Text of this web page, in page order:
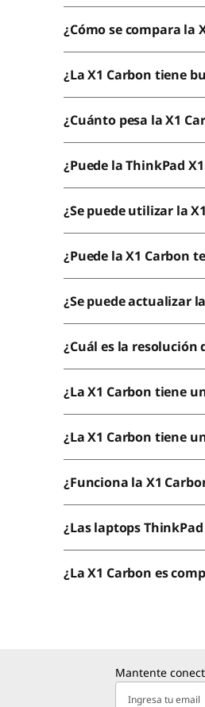
¿Cómo se compara la
¿La X1 Carbon tiene
¿Cuánto pesa la X1
¿Puede la ThinkPad
¿Se puede utilizar la
¿Puede la X1 Carbon
¿Se puede actualizar
¿Cuál es la resolución
¿La X1 Carbon tiene
¿La X1 Carbon tiene
¿Funciona la X1
¿Las laptops
¿La X1 Carbon es
Mantente
Ingresa tu email